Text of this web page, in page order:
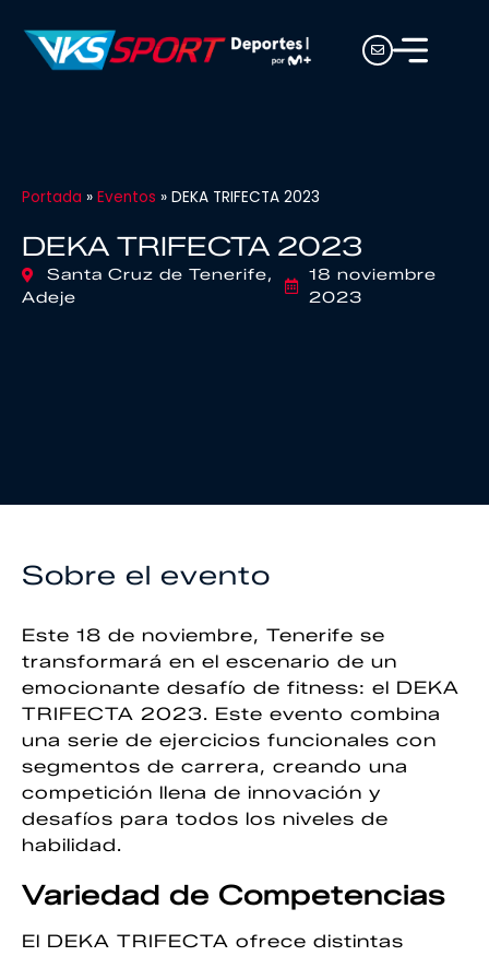
Portada » Eventos » DEKA TRIFECTA 2023
DEKA TRIFECTA 2023
Santa Cruz de Tenerife,
Adeje
18 noviembre
2023
Sobre el evento
Este 18 de noviembre, Tenerife se
transformará en el escenario de un
emocionante desafío de fitness: el DEKA
TRIFECTA 2023. Este evento combina
una serie de ejercicios funcionales con
segmentos de carrera, creando una
competición llena de innovación y
desafíos para todos los niveles de
habilidad.
Variedad de Competencias
El DEKA TRIFECTA ofrece distintas